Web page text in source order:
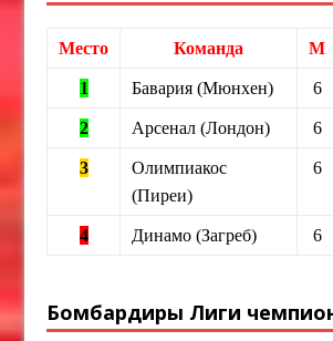
Место Команда М
1 Бавария (Мюнхен) 6
2 Арсенал (Лондон) 6
3
Олимпиакос
(Пиреи)
6
4 Динамо (Загреб) 6
Бомбардиры Лиги